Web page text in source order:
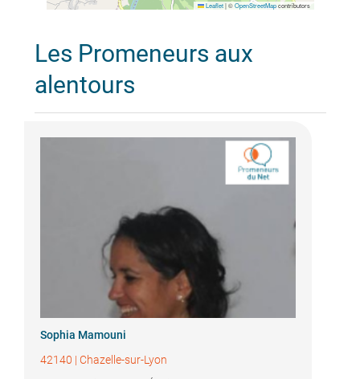
Leaflet |©OpenStreetMapcontributors
Les Promeneurs aux
alentours
Sophia Mamouni
42140 | Chazelle-sur-Lyon